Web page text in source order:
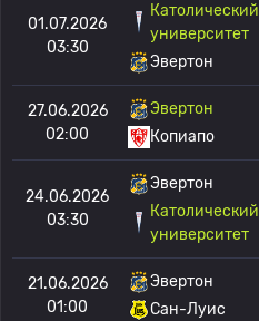
01.07.2026
03:30
Католический
университет
Эвертон
27.06.2026
02:00
Эвертон
Копиапо
24.06.2026
03:30
Эвертон
Католический
университет
21.06.2026
01:00
Эвертон
Сан-Луис